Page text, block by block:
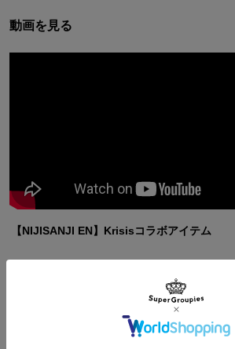
動画を見る
【NIJISANJI EN】Krisisコラボアイテム
チャンネル登録はこちら